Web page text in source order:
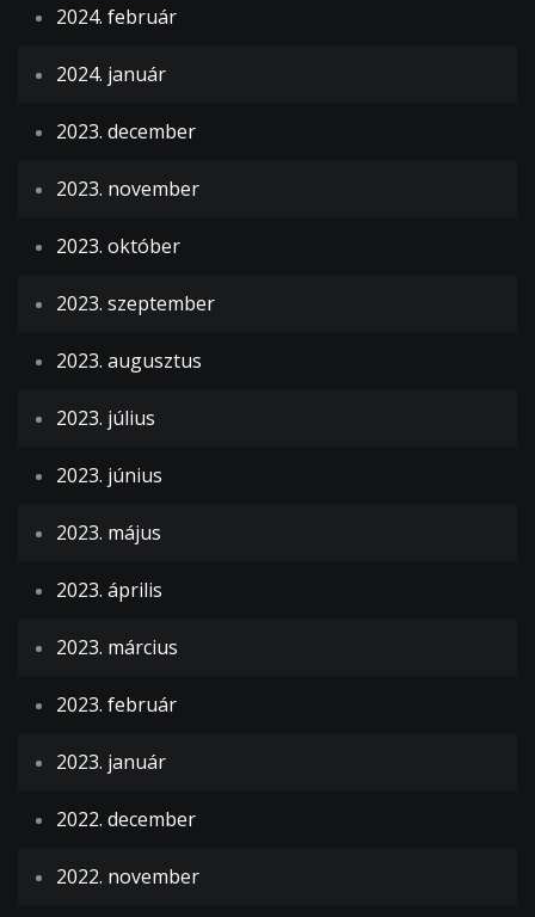
2024. február
2024. január
2023. december
2023. november
2023. október
2023. szeptember
2023. augusztus
2023. július
2023. június
2023. május
2023. április
2023. március
2023. február
2023. január
2022. december
2022. november